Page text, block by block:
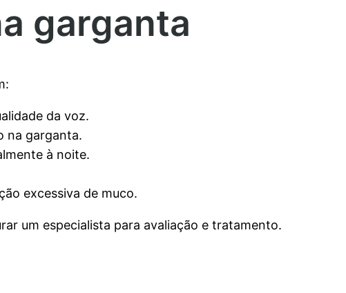
garganta
da voz.
na garganta.
à noite.
excessiva de muco.
um especialista para avaliação e tratamento.